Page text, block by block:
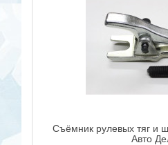
Съёмник рулевых тяг и
Авто